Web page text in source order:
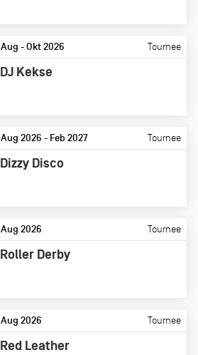
Tournee
Aug - Okt 2026
DJ Kekse
Tournee
Aug 2026 - Feb 2027
Dizzy Disco
Tournee
Aug 2026
Roller Derby
Tournee
Aug 2026
Red Leather